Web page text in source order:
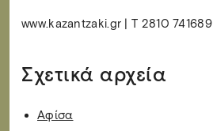
www.kazantzaki.gr | Τ 2810 741689
Σχετικά αρχεία
Αφίσα